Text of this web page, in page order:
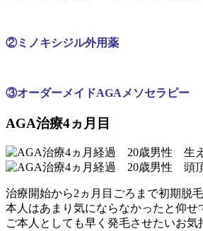
②ミノキシジル外用薬
③オーダーメイドAGAメソセラピー
AGA治療4ヵ月目
治療開始から2ヵ月目ごろまで初期脱
本人はあまり気にならなかったと仰せ
ご本人としても早く発毛させたいお気